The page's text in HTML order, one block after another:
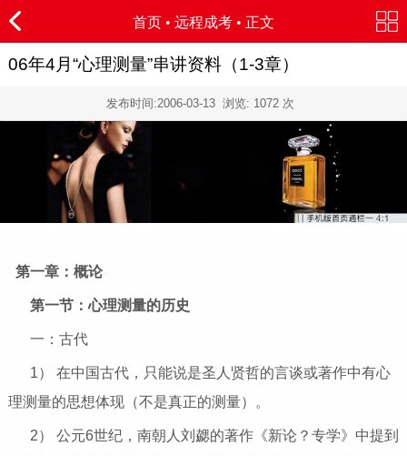
首页 • 远程成考 • 正文
06年4月“心理测量”串讲资料（1-3章）
发布时间:2006-03-13浏览: 1072次
第一章：概论
第一节：心理测量的历史
一：古代
1） 在中国古代，只能说是圣人贤哲的言谈或著作中有心
理测量的思想体现（不是真正的测量）。
2） 公元6世纪，南朝人刘勰的著作《新论？专学》中提到